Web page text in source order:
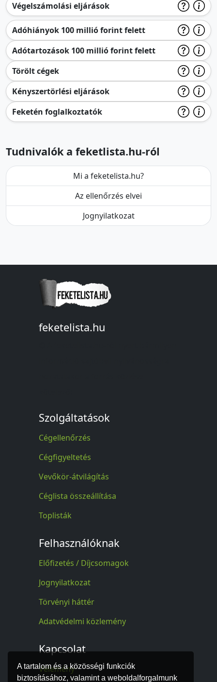
A tartalom és a közösségi funkciók
biztosításához, valamint a weboldalforgalmunk
Végelszámolási eljárások
Adóhiányok 100 millió forint felett
Adótartozások 100 millió forint felett
Törölt cégek
Kényszertörlési eljárások
Feketén foglalkoztatók
Tudnivalók a feketlista.hu-ról
Mi a feketelista.hu?
Az ellenőrzés elvei
Jognyilatkozat
feketelista.hu
Szolgáltatások
Cégellenőrzés
Cégfigyeltetés
Vevőkör-átvilágítás
Céglista összeállítása
Toplisták
Felhasználóknak
Előfizetés / Díjcsomagok
Jognyilatkozat
Törvényi háttér
Adatvédelmi közlemény
Kapcsolat
Vélemény